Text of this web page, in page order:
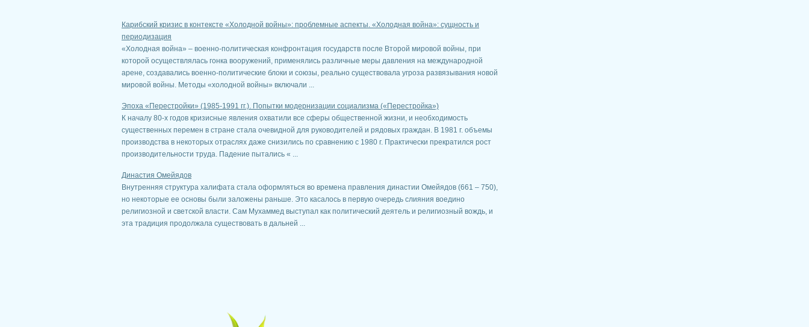
Карибский кризис в контексте «Холодной войны»: проблемные аспекты. «Холодная война»: сущность и
периодизация
«Холодная война» – военно-политическая конфронтация государств после Второй мировой войны, при
которой осуществлялась гонка вооружений, применялись различные меры давления на международной
арене, создавались военно-политические блоки и союзы, реально существовала угроза развязывания новой
мировой войны. Методы «холодной войны» включали ...
Эпоха «Перестройки» (1985-1991 гг.). Попытки модернизации социализма («Перестройка»)
К началу 80-х годов кризисные явления охватили все сферы общественной жизни, и необходимость
существенных перемен в стране стала очевидной для руководителей и рядовых граждан. В 1981 г. объемы
производства в некоторых отраслях даже снизились по сравнению с 1980 г. Практически прекратился рост
производительности труда. Падение пытались « ...
Династия Омейядов
Внутренняя структура халифата стала оформляться во времена правления династии Омейядов (661 – 750),
но некоторые ее основы были заложены раньше. Это касалось в первую очередь слияния воедино
религиозной и светской власти. Сам Мухаммед выступал как политический деятель и религиозный вождь, и
эта традиция продолжала существовать в дальней ...